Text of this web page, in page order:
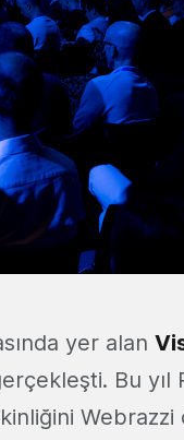
yer alan
Bu yıl